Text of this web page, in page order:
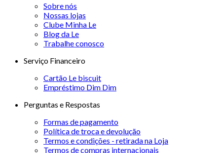
Sobre nós
Nossas lojas
Clube Minha Le
Blog da Le
Trabalhe conosco
Serviço Financeiro
Cartão Le biscuit
Empréstimo Dim Dim
Perguntas e Respostas
Formas de pagamento
Política de troca e devolução
Termos e condições - retirada na Loja
Termos de compras internacionais